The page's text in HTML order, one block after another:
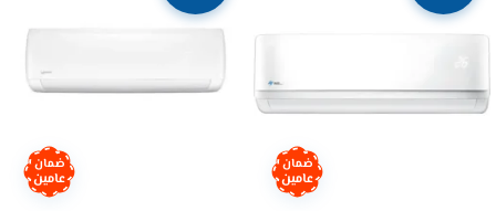
ضمان
عامين
ضمان
عامين